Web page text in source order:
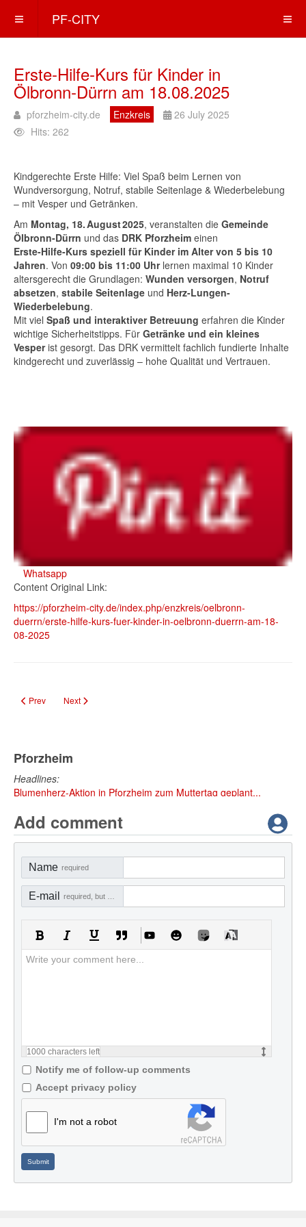
PF-CITY
Erste‑Hilfe‑Kurs für Kinder in
Ölbronn‑Dürrn am 18.08.2025
pforzheim-city.de Enzkreis
26 July 2025
Hits: 262
Kindgerechte Erste Hilfe: Viel Spaß beim Lernen von
Wundversorgung, Notruf, stabile Seitenlage & Wiederbelebung
– mit Vesper und Getränken.
Am Montag, 18. August 2025, veranstalten die Gemeinde
Ölbronn-Dürrn und das DRK Pforzheim einen
Erste‑Hilfe‑Kurs speziell für Kinder im Alter von 5 bis 10
Jahren. Von 09:00 bis 11:00 Uhrlernen maximal 10 Kinder
altersgerecht die Grundlagen: Wunden versorgen, Notruf
absetzen, stabile Seitenlage und Herz-Lungen-
Wiederbelebung.
Mit viel Spaß und interaktiver Betreuung erfahren die Kinder
wichtige Sicherheitstipps. Für Getränke und ein kleines
Vesperist gesorgt. Das DRK vermittelt fachlich fundierte Inhalte
kindgerecht und zuverlässig – hohe Qualität und Vertrauen.
Whatsapp
Content Original Link:
https://pforzheim-city.de/index.php/enzkreis/oelbronn-
duerrn/erste-hilfe-kurs-fuer-kinder-in-oelbronn-duerrn-am-18-
08-2025
Previous article: Kreativ‑Workshop: Mosaiktöpfe gestalten für Kinder am
Prev Next article: Musikverein Dürrn: Instrumentenkarussell für Kinder
Next
Pforzheim
Headlines:
Blumenherz-Aktion in Pforzheim zum Muttertag geplant...
Add comment
Name required
E-mail
1000 characters left
Notify me of follow-up comments
Accept privacy policy
I'm not a robot
Submit